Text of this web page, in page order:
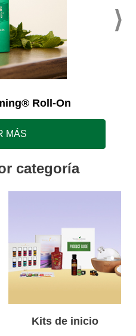
Roll-On
MÁS
categoría
Kits de inicio